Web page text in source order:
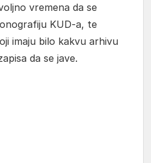
vremena da se
KUD-a, te
imaju bilo kakvu arhivu
da se jave.